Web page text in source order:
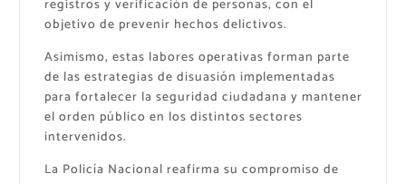
registros y verificación de personas, con el
objetivo de prevenir hechos delictivos.
Asimismo, estas labores operativas forman parte
de las estrategias de disuasión implementadas
para fortalecer la seguridad ciudadana y mantener
el orden público en los distintos sectores
intervenidos.
La Policía Nacional reafirma su compromiso de